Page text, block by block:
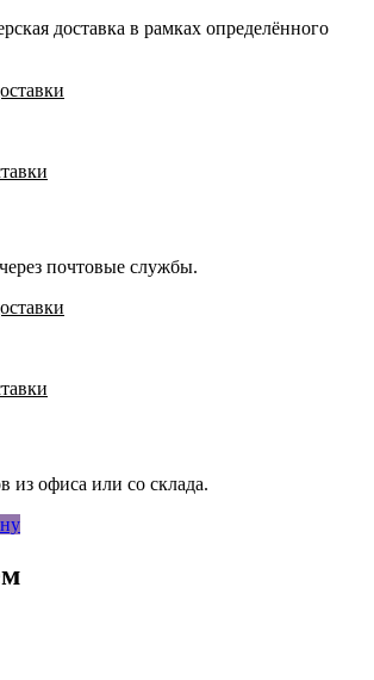
доставка в рамках определённого
почтовые службы.
из офиса или со склада.